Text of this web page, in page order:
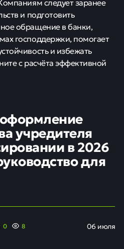
и подготовить
обращение в банки,
господдержки, помогает
и избежать
с расчёта эффективной
учредителя
в 2026
для
0 8 06 июля